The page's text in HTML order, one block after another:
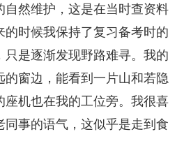
自然维护，这是在当时查资料
的时候我保持了复习备考时的
只是逐渐发现野路难寻。我的
的窗边，能看到一片山和若隐
座机也在我的工位旁。我很喜
同事的语气，这似乎是走到食